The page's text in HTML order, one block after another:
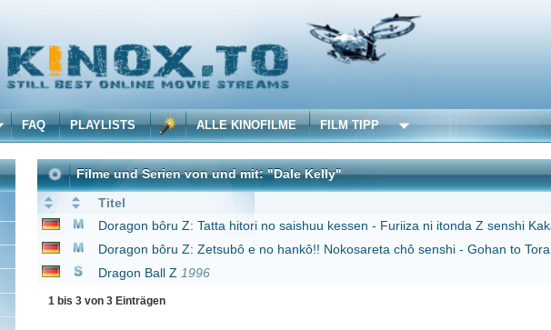
Filme und Serien von und mit: "Dale Kelly"
Titel
Doragon bôru Z: Tatta hitori no saishuu kessen - Furiiza ni itonda Z senshi Kakarotto no chichi 1990
Doragon bôru Z: Zetsubô e no hankô!! Nokosareta chô senshi - Gohan to Torankusu
Dragon Ball Z 1996
1 bis 3 von 3 Einträgen Erster Zurück